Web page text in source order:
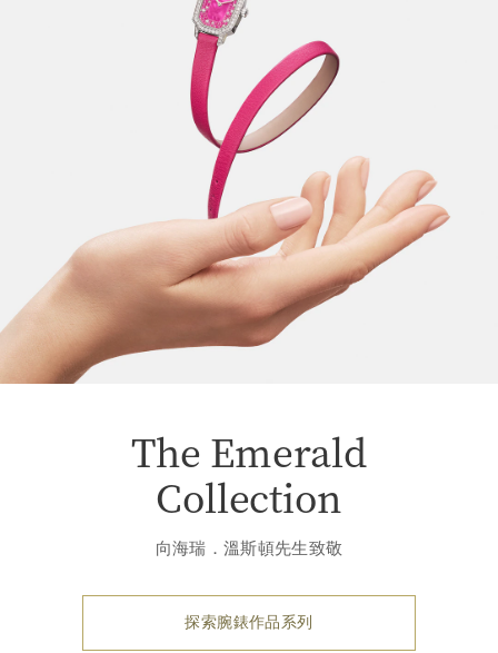
The Emerald
Collection
向海瑞．溫斯頓先生致敬
探索腕錶作品系列